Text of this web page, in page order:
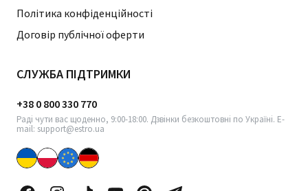
Політика конфіденційності
Договір публічної оферти
СЛУЖБА ПІДТРИМКИ
+38 0 800 330 770
Раді чути вас щоденно, 9:00-18:00. Дзвінки безкоштовні по Україні. E-
mail: support@estro.ua